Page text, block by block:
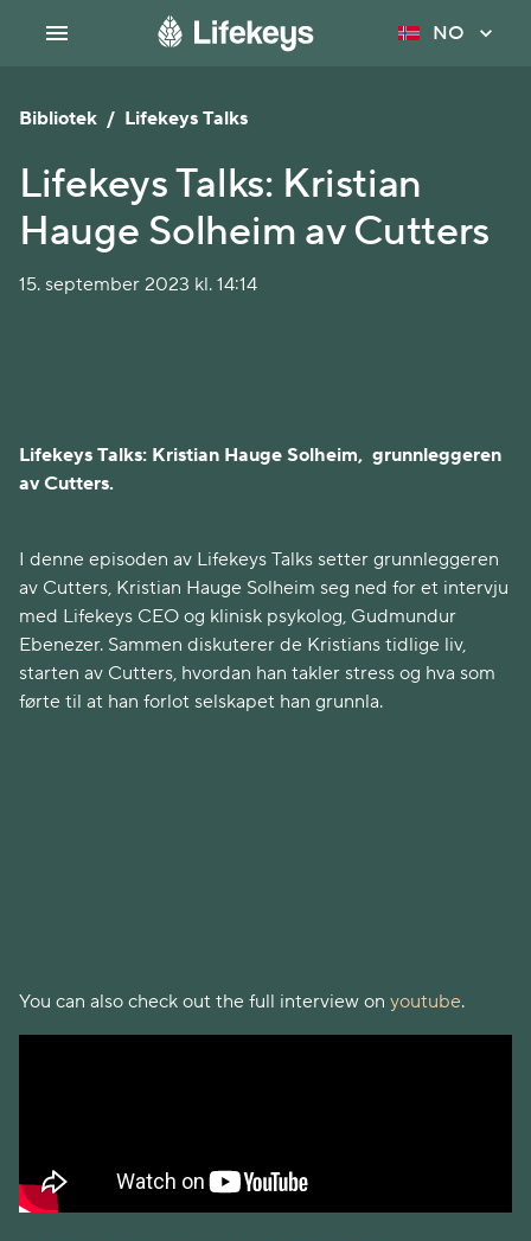
NO
Bibliotek / Lifekeys Talks
Lifekeys Talks: Kristian
Hauge Solheim av Cutters
15. september 2023 kl. 14:14
Lifekeys Talks: Kristian Hauge Solheim, grunnleggeren
av Cutters.
I denne episoden av Lifekeys Talks setter grunnleggeren
av Cutters, Kristian Hauge Solheim seg ned for et intervju
med Lifekeys CEO og klinisk psykolog, Gudmundur
Ebenezer. Sammen diskuterer de Kristians tidlige liv,
starten av Cutters, hvordan han takler stress og hva som
førte til at han forlot selskapet han grunnla.
You can also check out the full interview on youtube.